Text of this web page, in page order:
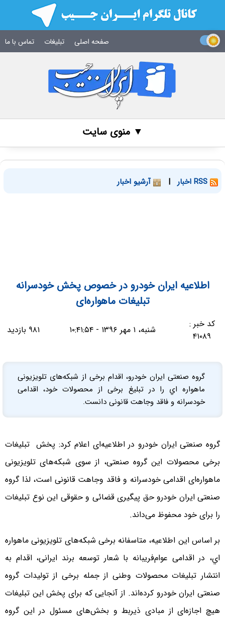
صفحه اصلی تبلیغات تماس با ما
▼ منوی سایت
| آرشیو اخبار
اطلاعیه ايران خودرو در خصوص پخش خودسرانه
تبليغات ماهواره‌ای
کد خبر :
۴۱۰۸۹
شنبه، ۱ مهر ۱۳۹۶ - ۱۰:۴۱:۵۴ ۹۸۱ بازدید
گروه صنعتی ایران خودرو، اقدام برخی از شبکه‌های تلویزیونی
ماهواره اي را در تبلیغ برخی از محصولات خود، اقدامی
خودسرانه و فاقد وجاهت قانونی دانست.
گروه صنعتی ایران خودرو در اطلاعیه‌ای اعلام کرد: پخش تبلیغات
برخی محصولات این گروه صنعتی، از سوی شبکه‌های تلویزیونی
ماهواره‌ای اقدامی خودسرانه و فاقد وجاهت قانونی است، لذا گروه
صنعتی ایران خودرو حق پیگیری قضائی و حقوقی این نوع تبلیغات
را برای خود محفوظ می‌داند.
بر اساس این اطلاعیه، متاسفانه برخی شبکه‌های تلویزیونی ماهواره
اي، در اقدامی عوام‌فریبانه با شعار توسعه برند ایرانی، اقدام به
انتشار تبلیغات محصولات وطنی از جمله برخی از تولیدات گروه
صنعتی ایران خودرو کرده‌اند. از آنجایی که برای پخش این تبلیغات
هیچ اجازه‌ای از مبادی ذیربط و بخش‌های مسئول در این گروه